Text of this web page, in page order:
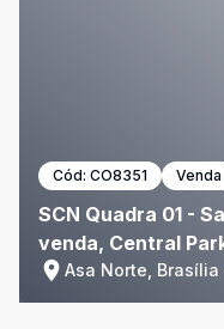
Cód: CO8351 Venda
SCN Quadra 01 -
venda, Central
Asa Norte, Brasília